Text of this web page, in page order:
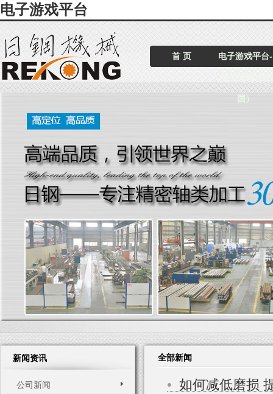
电子游戏平台
首 页 电子游戏平台-
国）
新闻资讯
公司新闻
全部新闻
• 如何减低磨损